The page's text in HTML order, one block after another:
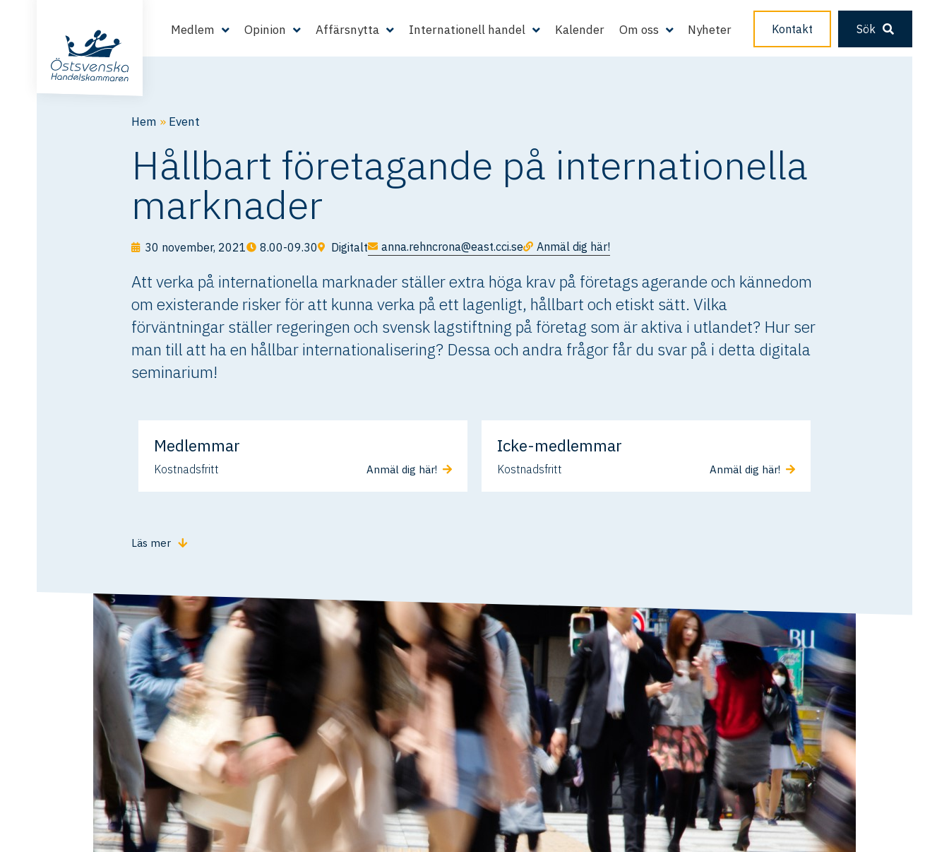
Medlem Opinion Affärsnytta Internationell handel Kalender Om oss Nyheter Kontakt Sök
Hem » Event
Hållbart företagande på internationella
marknader
30 november, 2021 8.00-09.30 Digitalt anna.rehncrona@east.cci.se Anmäl dig här!
Att verka på internationella marknader ställer extra höga krav på företags agerande och kännedom
om existerande risker för att kunna verka på ett lagenligt, hållbart och etiskt sätt. Vilka
förväntningar ställer regeringen och svensk lagstiftning på företag som är aktiva i utlandet? Hur ser
man till att ha en hållbar internationalisering? Dessa och andra frågor får du svar på i detta digitala
seminarium!
Medlemmar
Kostnadsfritt Anmäl dig här!
Icke-medlemmar
Kostnadsfritt Anmäl dig här!
Läs mer